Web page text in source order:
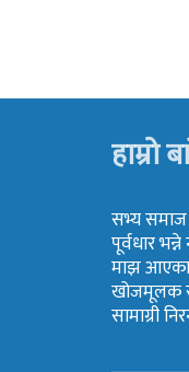
हाम्रो
सभ्य समाज
पूर्वधार
माझ आएका
खोजमूलक
सामाग्री